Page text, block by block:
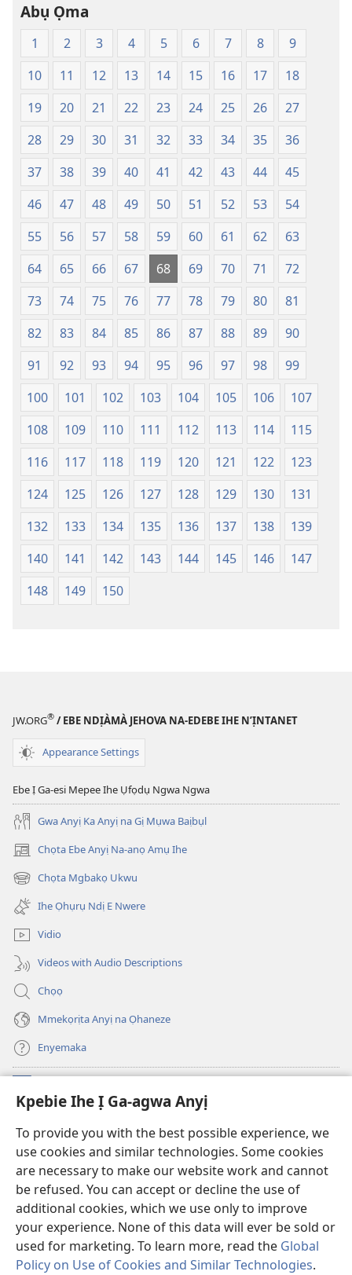
Kpebie Ihe Ị Ga-agwa Anyị
To provide you with the best possible experience, we
use cookies and similar technologies. Some cookies
are necessary to make our website work and cannot
be refused. You can accept or decline the use of
additional cookies, which we use only to improve
your experience. None of this data will ever be sold or
used for marketing. To learn more, read the Global
Policy on Use of Cookies and Similar Technologies.
Ụwa
Ọhụrụ
nke
Akwụkwọ
Nsọ
(Nke
Mkpo
Ya
Dị
Fere
Fere)
Abụ Ọma
1 2 3 4 5 6 7 8
9
10
11 12 13 14 15 16 17
18
19
20 21 22 23 24 25 26
27
28
29 30 31 32 33 34 35
36
37
38 39 40 41 42 43 44
45
46
47 48 49 50 51 52 53
54
55
56 57 58 59 60 61 62
63
64
65 66 67 68 69 70 71
72
73
74 75 76 77 78 79 80
81
82
83 84 85 86 87 88 89
90
91
92 93 94 95 96 97 98
99
100
101 102 103 104 105 106
107
108
109 110 111 112 113 114
115
116
117 118 119 120 121 122
123
124
125 126 127 128 129 130
131
132
133 134 135 136 137 138
139
140
141 142 143 144 145 146
147
148
149 150
JW.ORG® / EBE NDỊÀMÀ JEHOVA NA-EDEBE IHE N’ỊNTANET
Appearance Settings
Ebe Ị Ga-esi Mepee Ihe Ụfọdụ Ngwa Ngwa
Gwa Anyị Ka Anyị na Gị Mụwa Baịbụl
Chọta Ebe Anyị Na-anọ Amụ Ihe
(ga-
emepere
gị
ebe
ọzọ
ị
ga-
anọ
gụọ
ya)
Chọta Mgbakọ Ukwu
(ga-
emepere
gị
ebe
ọzọ
ị
ga-
anọ
gụọ
ya)
Ihe Ọhụrụ Ndị E Nwere
Vidio
Videos with Audio Descriptions
Chọọ
Mmekọrịta Anyị na Ọhaneze
Enyemaka
(ga-
emepere
ebe
ọzọ
ga-
anọ
gụọ
ya)
Ọ́bá Akwụkwọ Anyị NKE DỊ N’ỊNTANET™
(ga-
emepere
gị
ebe
ọzọ
ga-
anọ
gụọ
ya)
JW Hub
(ga-
emepere
gị
ebe
ọzọ
ga-
Ọ́bá Akwụkwọ Watchtower